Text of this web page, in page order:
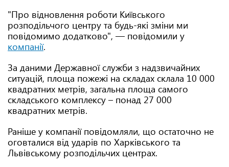
"Про відновлення роботи Київського
розподільчого центру та будь-які зміни ми
повідомимо додатково", — повідомили у
компанії.
За даними Державної служби з надзвичайних
ситуацій, площа пожежі на складах склала 10 000
квадратних метрів, загальна площа самого
складського комплексу – понад 27 000
квадратних метрів.
Раніше у компанії повідомляли, що остаточно не
оговталися від ударів по Харківського та
Львівському розподільчих центрах.